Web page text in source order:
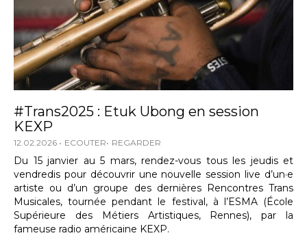
#Trans2025 : Etuk Ubong en session
KEXP
12.02.2026 ECOUTER REGARDER
Du 15 janvier au 5 mars, rendez-vous tous les jeudis et
vendredis pour découvrir une nouvelle session live d’un·e
artiste ou d’un groupe des dernières Rencontres Trans
Musicales, tournée pendant le festival, à l’ESMA (École
Supérieure des Métiers Artistiques, Rennes), par la
fameuse radio américaine KEXP.